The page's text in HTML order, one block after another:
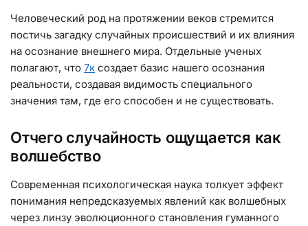
Человеческий род на протяжении веков стремится
постичь загадку случайных происшествий и их влияния
на осознание внешнего мира. Отдельные ученых
полагают, что 7к создает базис нашего осознания
реальности, создавая видимость специального
значения там, где его способен и не существовать.
Отчего случайность ощущается как
волшебство
Современная психологическая наука толкует эффект
понимания непредсказуемых явлений как волшебных
через линзу эволюционного становления гуманного